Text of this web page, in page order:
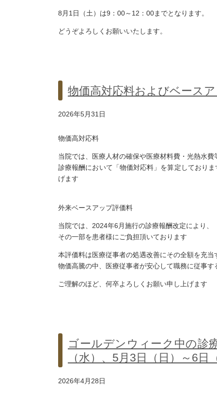
8月1日（土）は9：00～12：00までとなります。
どうぞよろしくお願いいたします。
物価高対応料およびベース
2026年5月31日
物価高対応料
当院では、医療人材の確保や医療材料費・光熱水
診療報酬において「物価対応料」を算定しており
げます
外来ベースアップ評価料
当院では、2024年6月施行の診療報酬改定により、
その一部を患者様にご負担頂いております
本評価料は医療従事者の処遇改善にその全額を充当
物価高騰の中、医療従事者が安心して職務に従事
ご理解のほど、何卒よろしくお願い申し上げます
ゴールデンウィーク中の診
（水）、5月3日（日）～6
2026年4月28日